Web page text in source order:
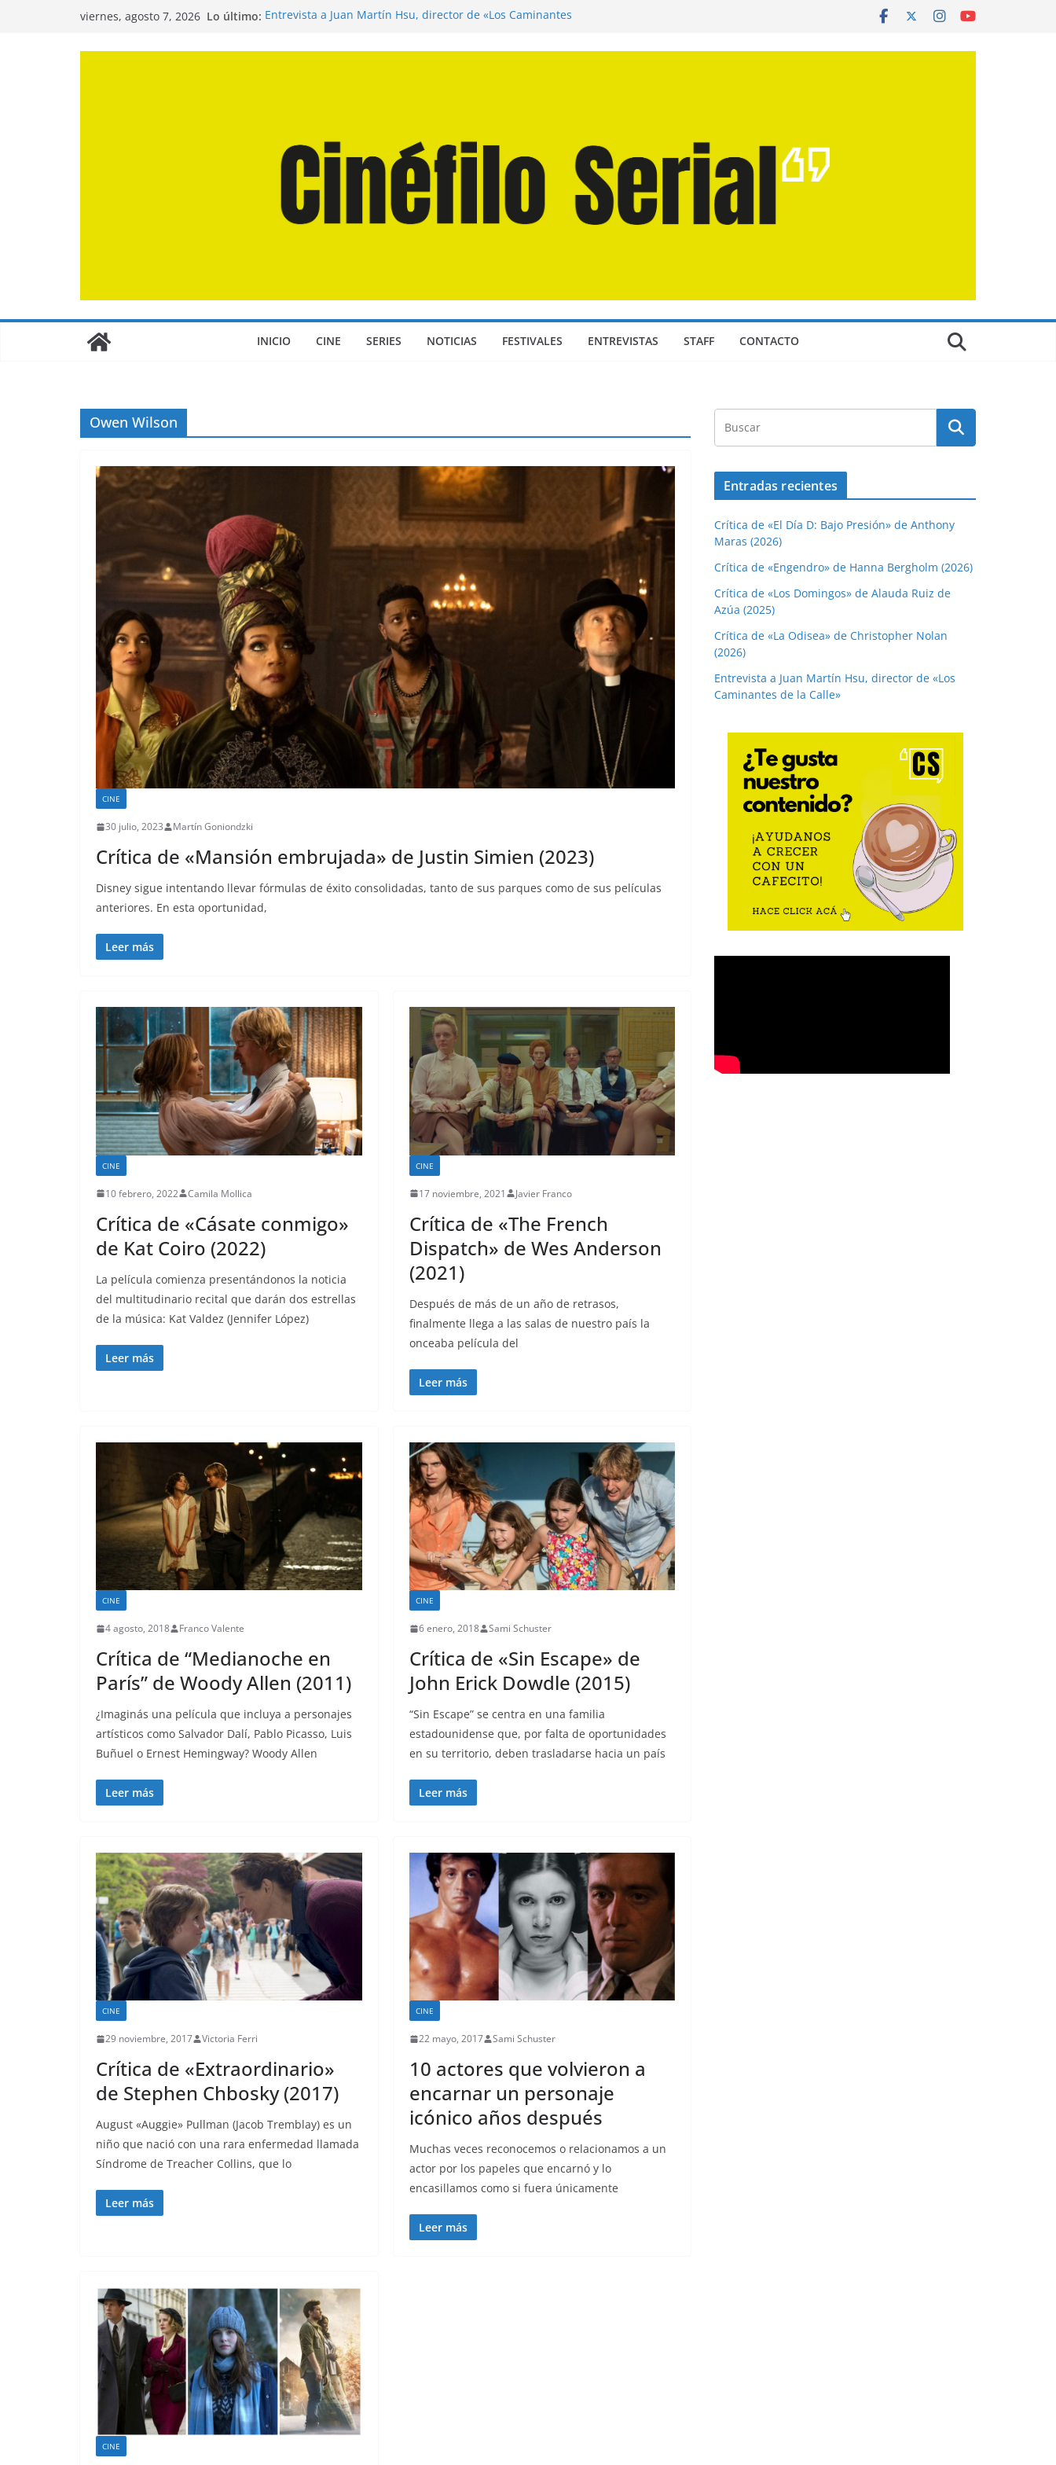
viernes, agosto 7, 2026 Lo último: Entrevista a Juan Martín Hsu, director de «Los Caminantes
INICIO CINE SERIES NOTICIAS FESTIVALES ENTREVISTAS STAFF CONTACTO
Owen Wilson
CINE
30 julio, 2023 Martín Goniondzki
Crítica de «Mansión embrujada» de Justin Simien (2023)
Disney sigue intentando llevar fórmulas de éxito consolidadas, tanto de sus parques como de sus películas
anteriores. En esta oportunidad,
Leer más
CINE
10 febrero, 2022 Camila Mollica
Crítica de «Cásate conmigo»
de Kat Coiro (2022)
La película comienza presentándonos la noticia
del multitudinario recital que darán dos estrellas
de la música: Kat Valdez (Jennifer López)
Leer más
CINE
17 noviembre, 2021 Javier Franco
Crítica de «The French
Dispatch» de Wes Anderson
(2021)
Después de más de un año de retrasos,
finalmente llega a las salas de nuestro país la
onceaba película del
Leer más
CINE
4 agosto, 2018 Franco Valente
Crítica de “Medianoche en
París” de Woody Allen (2011)
¿Imaginás una película que incluya a personajes
artísticos como Salvador Dalí, Pablo Picasso, Luis
Buñuel o Ernest Hemingway? Woody Allen
Leer más
CINE
6 enero, 2018 Sami Schuster
Crítica de «Sin Escape» de
John Erick Dowdle (2015)
“Sin Escape” se centra en una familia
estadounidense que, por falta de oportunidades
en su territorio, deben trasladarse hacia un país
Leer más
CINE
29 noviembre, 2017 Victoria Ferri
Crítica de «Extraordinario»
de Stephen Chbosky (2017)
August «Auggie» Pullman (Jacob Tremblay) es un
niño que nació con una rara enfermedad llamada
Síndrome de Treacher Collins, que lo
Leer más
CINE
22 mayo, 2017 Sami Schuster
10 actores que volvieron a
encarnar un personaje
icónico años después
Muchas veces reconocemos o relacionamos a un
actor por los papeles que encarnó y lo
encasillamos como si fuera únicamente
Leer más
CINE
Entradas recientes
Crítica de «El Día D: Bajo Presión» de Anthony
Maras (2026)
Crítica de «Engendro» de Hanna Bergholm (2026)
Crítica de «Los Domingos» de Alauda Ruiz de
Azúa (2025)
Crítica de «La Odisea» de Christopher Nolan
(2026)
Entrevista a Juan Martín Hsu, director de «Los
Caminantes de la Calle»